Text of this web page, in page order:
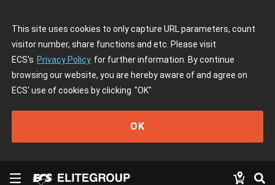
This site uses cookies to only capture URL parameters, count
visitor number, share functions and etc. Please visit
ECS's Privacy Policy for further information. By continue
browsing our website, you are hereby aware of and agree on
ECS' use of cookies by clicking "OK"
OK